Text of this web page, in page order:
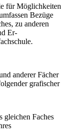
für Möglichkeiten
Bezüge
zu anderen
Er-
anderer Fächer
grafischer
gleichen Faches